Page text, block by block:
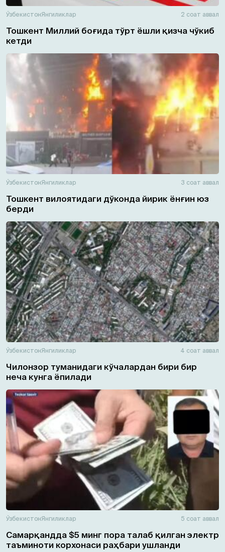
ЎзбекистонЯнгиликлар 2 соат аввал
Тошкент Миллий боғида тўрт ёшли қизча чўкиб
кетди
ЎзбекистонЯнгиликлар 3 соат аввал
Тошкент вилоятидаги дўконда йирик ёнғин юз
берди
ЎзбекистонЯнгиликлар 4 соат аввал
Чилонзор туманидаги кўчалардан бири бир
неча кунга ёпилади
ЎзбекистонЯнгиликлар 5 соат аввал
Самарқандда $5 минг пора талаб қилган электр
таъминоти корхонаси раҳбари ушланди